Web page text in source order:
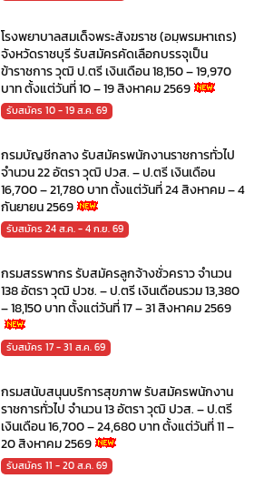
โรงพยาบาลสมเด็จพระสังฆราช (อมฺพรมหาเถร)
จังหวัดราชบุรี รับสมัครคัดเลือกบรรจุเป็น
ข้าราชการ วุฒิ ป.ตรี เงินเดือน 18,150 – 19,970
บาท ตั้งแต่วันที่ 10 – 19 สิงหาคม 2569
รับสมัคร 10 - 19 ส.ค. 69
กรมบัญชีกลาง รับสมัครพนักงานราชการทั่วไป
จำนวน 22 อัตรา วุฒิ ปวส. – ป.ตรี เงินเดือน
16,700 – 21,780 บาท ตั้งแต่วันที่ 24 สิงหาคม – 4
กันยายน 2569
รับสมัคร 24 ส.ค. - 4 ก.ย. 69
กรมสรรพากร รับสมัครลูกจ้างชั่วคราว จำนวน
138 อัตรา วุฒิ ปวช. – ป.ตรี เงินเดือนรวม 13,380
– 18,150 บาท ตั้งแต่วันที่ 17 – 31 สิงหาคม 2569
รับสมัคร 17 - 31 ส.ค. 69
กรมสนับสนุนบริการสุขภาพ รับสมัครพนักงาน
ราชการทั่วไป จำนวน 13 อัตรา วุฒิ ปวส. – ป.ตรี
เงินเดือน 16,700 – 24,680 บาท ตั้งแต่วันที่ 11 –
20 สิงหาคม 2569
รับสมัคร 11 - 20 ส.ค. 69